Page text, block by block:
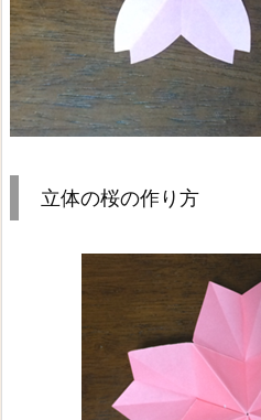
立体の桜の作り方